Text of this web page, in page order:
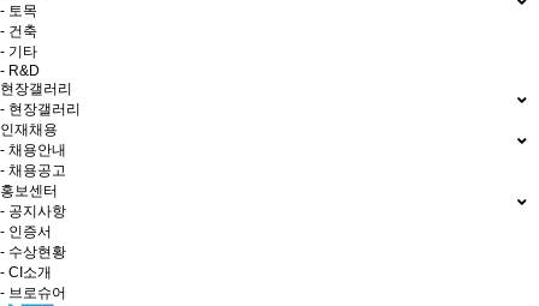
- 토목
- 건축
- 기타
- R&D
현장갤러리
- 현장갤러리
인재채용
- 채용안내
- 채용공고
홍보센터
- 공지사항
- 인증서
- 수상현황
- CI소개
- 브로슈어